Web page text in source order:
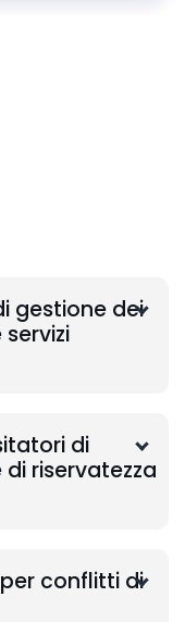
gestione dei
di
riservatezza
conflitti di